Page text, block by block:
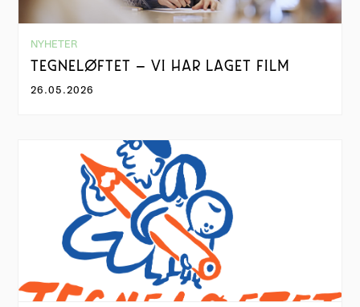
NYHETER
TEGNELØFTET – VI HAR LAGET FILM
26.05.2026